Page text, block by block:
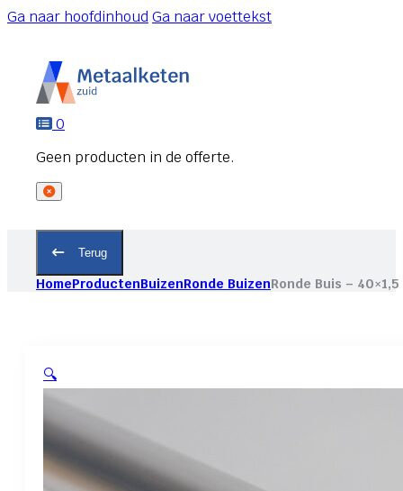
Ga naar hoofdinhoudGa naar voettekst
0
Terug
HomeProductenBuizenRonde BuizenRonde Buis – 40×1,5
🔍